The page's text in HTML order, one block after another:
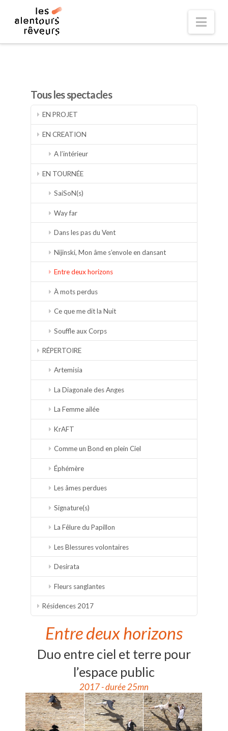
Tous les spectacles
EN PROJET
EN CREATION
A l’intérieur
EN TOURNÉE
SaiSoN(s)
Way far
Dans les pas du Vent
Nijinski, Mon âme s’envole en dansant
Entre deux horizons
À mots perdus
Ce que me dit la Nuit
Souffle aux Corps
RÉPERTOIRE
Artemisia
La Diagonale des Anges
La Femme ailée
KrAFT
Comme un Bond en plein Ciel
Éphémère
Les âmes perdues
Signature(s)
La Fêlure du Papillon
Les Blessures volontaires
Desirata
Fleurs sanglantes
Résidences 2017
Entre deux horizons
Duo entre ciel et terre pour
l’espace public
2017 - durée 25mn